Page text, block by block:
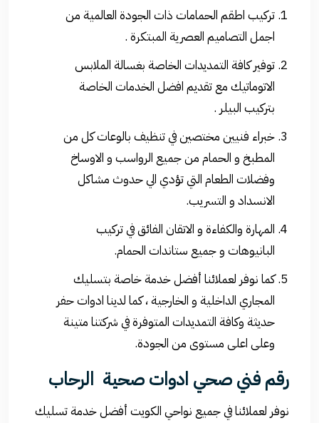
تركيب اطقم الحمامات ذات الجودة العالمية من
اجمل التصاميم العصرية المبتكرة .
توفير كافة التمديدات الخاصة بغسالة الملابس
الاتوماتيك مع تقديم افضل الخدمات الخاصة
بتركيب البيلر .
خبراء فنيين مختصين في تنظيف بالوعات كل من
المطبخ و الحمام من جميع الرواسب و الاوساخ
وفضلات الطعام التي تؤدي الي حدوث مشاكل
الانسداد و التسريب.
المهارة والكفاءة و الاتقان الفائق في تركيب
البانيوهات و جميع ستاندات الحمام.
كما نوفر لعملائنا أفضل خدمة خاصة بتسليك
المجاري الداخلية و الخارجية ، كما لدينا ادوات حفر
حديثة وكافة التمديدات المتوفرة في شركتنا متينة
وعلى اعلى مستوى من الجودة.
رقم فني صحي ادوات صحية الرحاب
نوفر لعملائنا في جميع نواحي الكويت أفضل خدمة تسليك